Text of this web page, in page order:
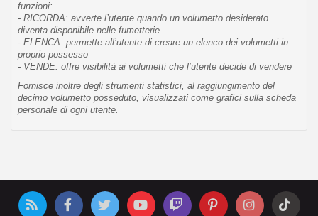
funzioni:
- RICORDA: avverte l’utente quando un volumetto desiderato
diventa disponibile nelle fumetterie
- ELENCA: permette all’utente di creare un elenco dei volumetti in
proprio possesso
- VENDE: offre visibilità ai volumetti che l’utente decide di vendere
Fornisce inoltre degli strumenti statistici, al raggiungimento del
decimo volumetto posseduto, visualizzati come grafici sulla scheda
personale di ogni utente.